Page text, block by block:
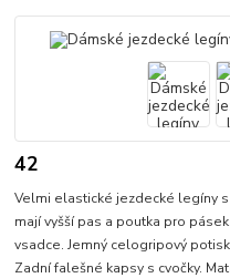
42
Velmi elastické jezdecké legíny
mají vyšší pas a poutka pro
vsadce. Jemný celogripový
Zadní falešné kapsy s cvočky.